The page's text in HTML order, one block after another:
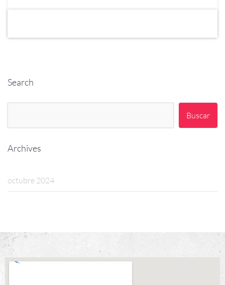
Search
Archives
octubre 2024